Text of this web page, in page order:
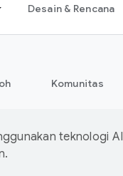
Desain & Rencana
Komunitas
teknologi